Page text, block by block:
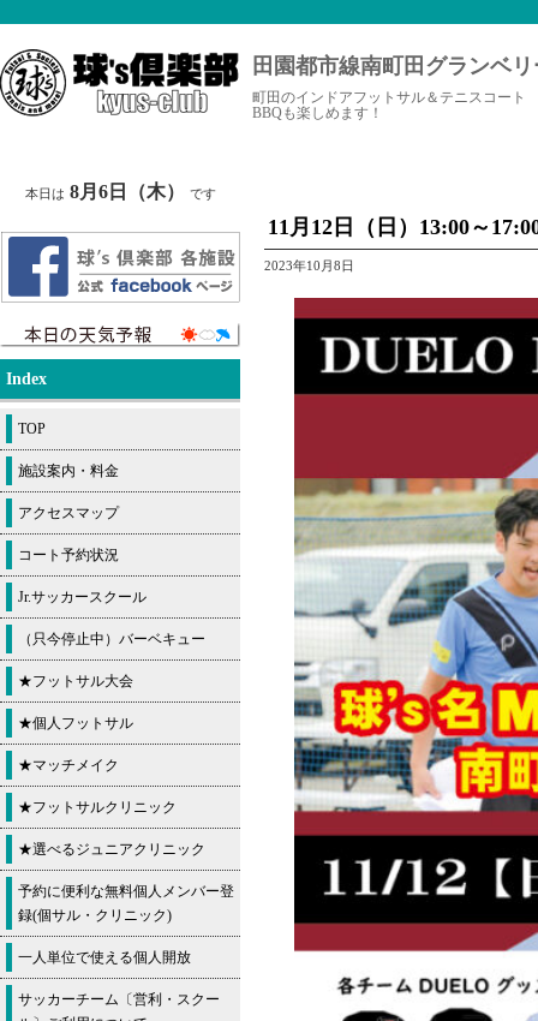
田園都市線南町田グランベ
町田のインドアフットサル＆テニスコート
BBQも楽しめます！
11月12日（日）13:00～
2023年10月8日
本日は 8月6日（木） です
Index
TOP
施設案内・料金
アクセスマップ
コート予約状況
Jr.サッカースクール
（只今停止中）バーベキュー
★フットサル大会
★個人フットサル
★マッチメイク
★フットサルクリニック
★選べるジュニアクリニック
予約に便利な無料個人メンバー登
録(個サル・クリニック)
一人単位で使える個人開放
サッカーチーム〔営利・スクー